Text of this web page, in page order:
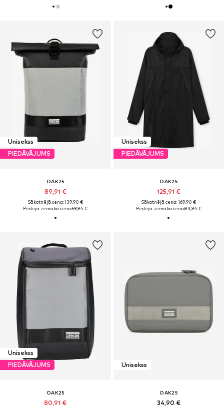
Unisekss
PIEDĀVĀJUMS
OAK25
89,91 €
Sākotnējā cena: 139,90 €
Pēdējā zemākā cena:59,94 €
Unisekss
PIEDĀVĀJUMS
OAK25
125,91 €
Sākotnējā cena: 169,90 €
Pēdējā zemākā cena:83,94 €
Unisekss
PIEDĀVĀJUMS
OAK25
80,91 €
Unisekss
OAK25
34,90 €